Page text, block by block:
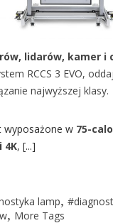
lidarów, kamer i
RCCS 3 EVO,
najwyższej klasy.
wyposażone w 75-
4K, [...]
lamp
More Tags